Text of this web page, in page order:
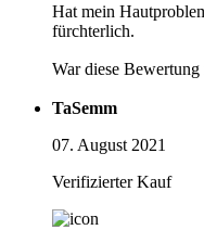
Hat mein
fürchterlich.
War diese
TaSemm
07. August 2021
Verifizierter Kauf